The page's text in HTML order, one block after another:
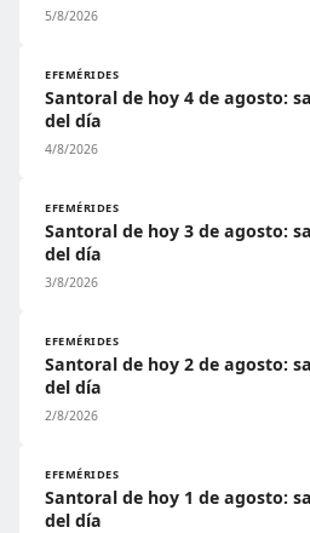
5/8/2026
EFEMÉRIDES
Santoral de hoy 4 de agosto:
del día
4/8/2026
EFEMÉRIDES
Santoral de hoy 3 de agosto:
del día
3/8/2026
EFEMÉRIDES
Santoral de hoy 2 de agosto:
del día
2/8/2026
EFEMÉRIDES
Santoral de hoy 1 de agosto:
del día